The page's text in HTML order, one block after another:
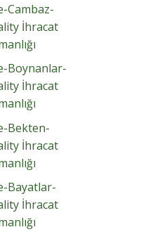
Cambaz-
İhracat
Boynanlar-
İhracat
Bekten-
İhracat
Bayatlar-
İhracat